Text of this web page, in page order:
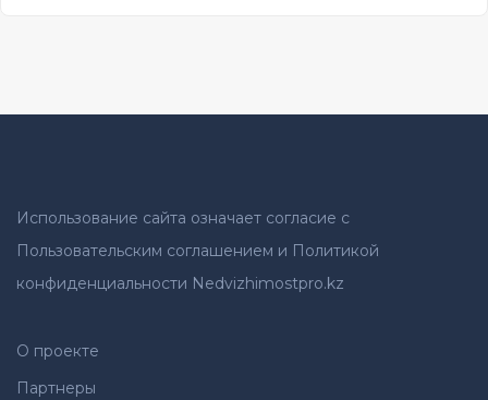
Использование сайта означает согласие с
Пользовательским соглашением и Политикой
конфиденциальности Nedvizhimostpro.kz
О проекте
Партнеры